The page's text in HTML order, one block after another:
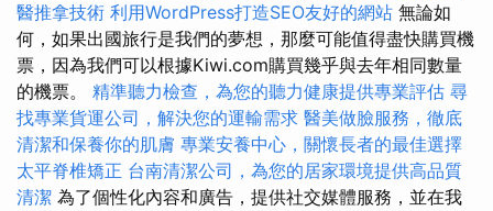
醫推拿技術 利用WordPress打造SEO友好的網站 無論如
何，如果出國旅行是我們的夢想，那麼可能值得盡快購買機
票，因為我們可以根據Kiwi.com購買幾乎與去年相同數量
的機票。 精準聽力檢查，為您的聽力健康提供專業評估 尋
找專業貨運公司，解決您的運輸需求 醫美做臉服務，徹底
清潔和保養你的肌膚 專業安養中心，關懷長者的最佳選擇
太平脊椎矯正 台南清潔公司，為您的居家環境提供高品質
清潔 為了個性化內容和廣告，提供社交媒體服務，並在我